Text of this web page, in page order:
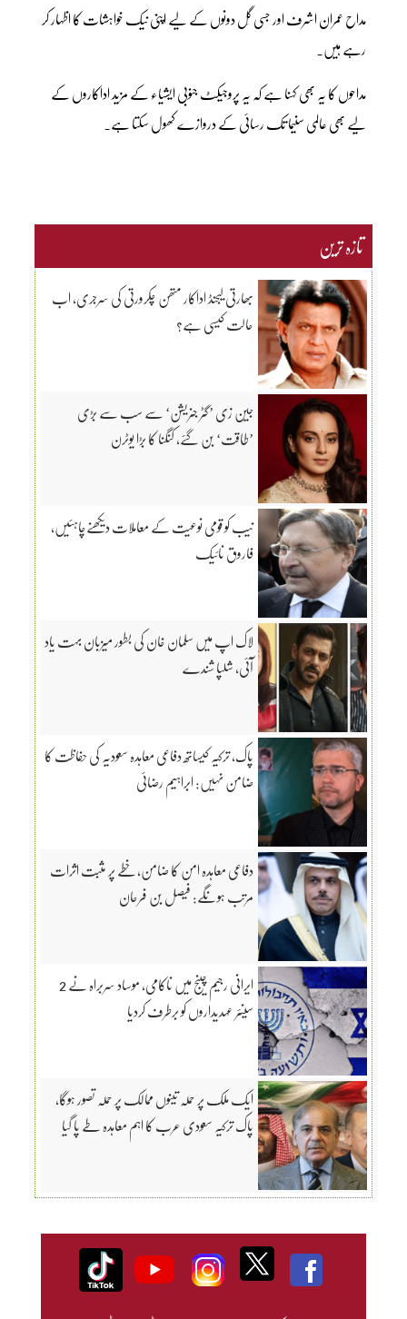
مداح عمران اشرف اور جسی گِل دونوں کے لیے اپنی نیک خواہشات کا اظہار کر
رہے ہیں۔
مداحوں کا یہ بھی کہنا ہے کہ یہ پروجیکٹ جنوبی ایشیاء کے مزید اداکاروں کے
لیے بھی عالمی سنیما تک رسائی کے دروازے کھول سکتا ہے۔
تازہ ترین
بھارتی لیجنڈ اداکار متھن چکرورتی کی سرجری، اب
حالت کیسی ہے؟
جین زی ’گٹر جنریشن‘ سے سب سے بڑی
’طاقت‘ بن گئے، کنگنا کا بڑا یوٹرن
نیب کو قومی نوعیت کے معاملات دیکھنےچاہئیں،
فاروق نائیک
لاک اپ میں سلمان خان کی بطور میزبان بہت یاد
آئی، شلپا شندے
پاک، ترکیہ کیساتھ دفاعی معاہدہ سعودیہ کی حفاظت کا
ضامن نہیں: ابراہیم رضائی
دفاعی معاہدہ امن کا ضامن، خطے پر مثبت اثرات
مرتب ہونگے: فیصل بن فرحان
ایرانی رجیم چینج میں ناکامی، موساد سربراہ نے 2
سینئر عہدیداروں کو برطرف کردیا
ایک ملک پر حملہ تینوں ممالک پر حملہ تصور ہوگا،
پاک ترکیہ سعودی عرب کا اہم معاہدہ طے پا گیا